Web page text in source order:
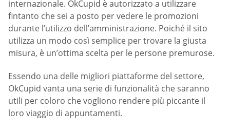
internazionale. OkCupid è autorizzato a utilizzare
fintanto che sei a posto per vedere le promozioni
durante l’utilizzo dell’amministrazione. Poiché il sito
utilizza un modo così semplice per trovare la giusta
misura, è un’ottima scelta per le persone premurose.
Essendo una delle migliori piattaforme del settore,
OkCupid vanta una serie di funzionalità che saranno
utili per coloro che vogliono rendere più piccante il
loro viaggio di appuntamenti.